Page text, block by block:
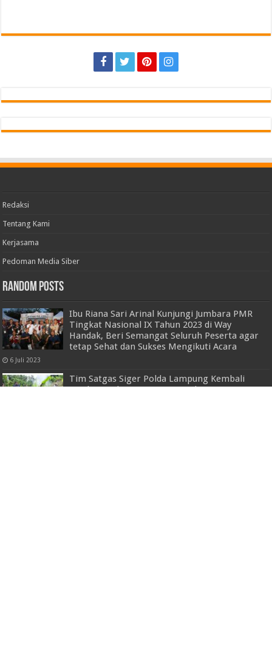
Redaksi
Tentang Kami
Kerjasama
Pedoman Media Siber
Random Posts
Ibu Riana Sari Arinal Kunjungi Jumbara PMR
Tingkat Nasional IX Tahun 2023 di Way
Handak, Beri Semangat Seluruh Peserta agar
tetap Sehat dan Sukses Mengikuti Acara
6 Juli 2023
Tim Satgas Siger Polda Lampung Kembali
Ungkap Ladang Ganja 6,28 Hektar